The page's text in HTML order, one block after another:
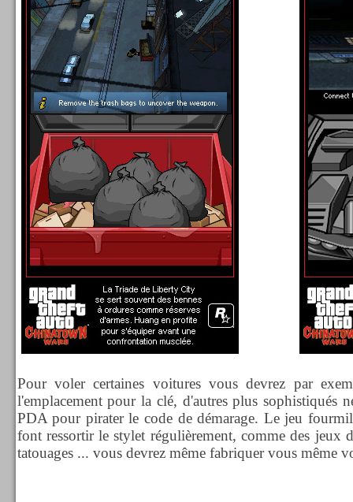
Pour voler certaines voitures vous devrez par
l'emplacement pour la clé, d'autres plus sophistiqués
PDA pour pirater le code de démarage. Le jeu
font ressortir le stylet régulièrement, comme des jeux
tatouages ... vous devrez même fabriquer vous même